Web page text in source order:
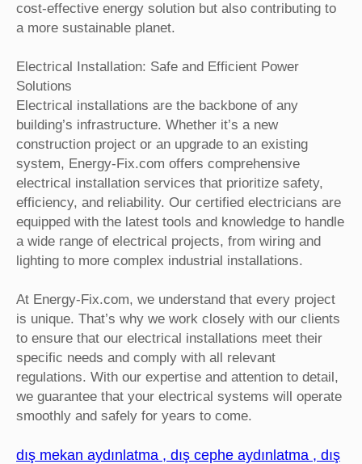
cost-effective energy solution but also contributing to
a more sustainable planet.
Electrical Installation: Safe and Efficient Power
Solutions
Electrical installations are the backbone of any
building’s infrastructure. Whether it’s a new
construction project or an upgrade to an existing
system, Energy-Fix.com offers comprehensive
electrical installation services that prioritize safety,
efficiency, and reliability. Our certified electricians are
equipped with the latest tools and knowledge to handle
a wide range of electrical projects, from wiring and
lighting to more complex industrial installations.
At Energy-Fix.com, we understand that every project
is unique. That’s why we work closely with our clients
to ensure that our electrical installations meet their
specific needs and comply with all relevant
regulations. With our expertise and attention to detail,
we guarantee that your electrical systems will operate
smoothly and safely for years to come.
dış mekan aydınlatma , dış cephe aydınlatma , dış